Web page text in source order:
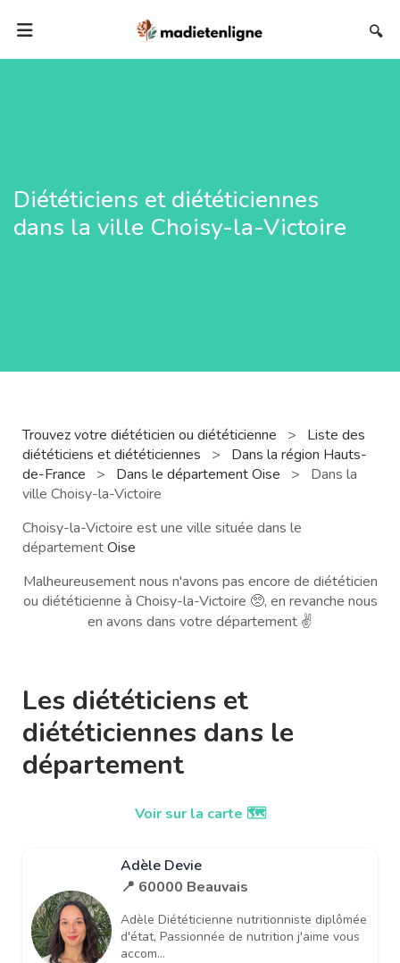
🔍
Diététiciens et diététiciennes
dans la ville Choisy-la-Victoire
Trouvez votre diététicien ou diététicienne >
Liste des
diététiciens et diététiciennes
>
Dans la région Hauts-
de-France
> Dans le département Oise >
Dans la
ville Choisy-la-Victoire
Choisy-la-Victoire est une ville située dans le
départementOise
Malheureusement nous n'avons pas encore de diététicien
ou diététicienne à Choisy-la-Victoire 🥺, en revanche nous
en avons dans votre département ✌️
Les diététiciens et
diététiciennes dans le
département
Voir sur la carte 🗺️
Adèle Devie
📍 60000 Beauvais
Adèle Diététicienne nutritionniste diplômée
d'état, Passionnée de nutrition j'aime vous
accom...